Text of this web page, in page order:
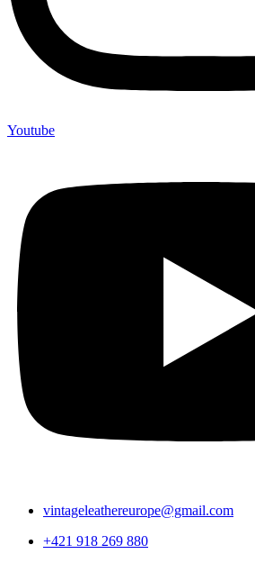
Youtube
vintageleathereurope@gmail.com
+421 918 269 880​